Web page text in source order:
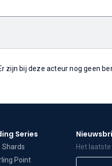
zijn bij deze acteur nog geen
Series
Shards
Point
Het